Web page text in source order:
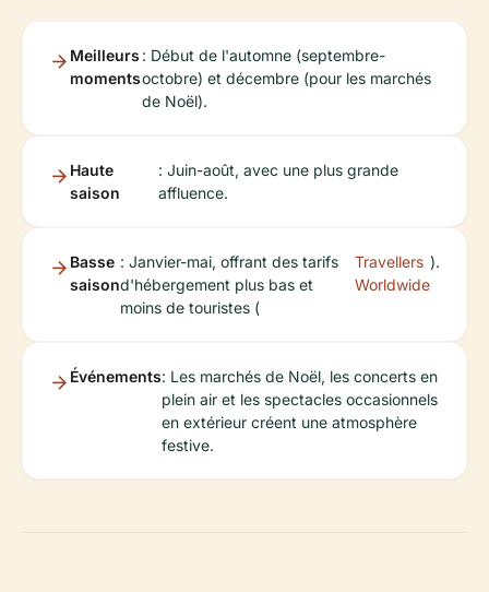
Meilleurs
moments
: Début de l'automne (septembre-
octobre) et décembre (pour les marchés
de Noël).
Haute
saison
: Juin-août, avec une plus grande
affluence.
Basse
saison
: Janvier-mai, offrant des tarifs
d'hébergement plus bas et
moins de touristes (
Travellers
Worldwide
).
Événements: Les marchés de Noël, les concerts en
plein air et les spectacles occasionnels
en extérieur créent une atmosphère
festive.